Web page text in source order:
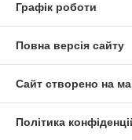
Графік роботи
Повна версія сайту
Сайт створено на
Політика